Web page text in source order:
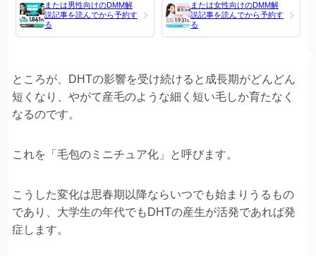
または男性向けのDMM解
説記事を読んでから予約す
る
または女性向けのDMM解
説記事を読んでから予約す
る
ところが、DHTの影響を受け続けると成長期がどんどん
短くなり、やがて産毛のような細く短い毛しか育たなく
なるのです。
これを「毛包のミニチュア化」と呼びます。
こうした変化は思春期以降ならいつでも始まりうるもの
であり、大学生の年代でもDHTの産生が活発であれば発
症します。